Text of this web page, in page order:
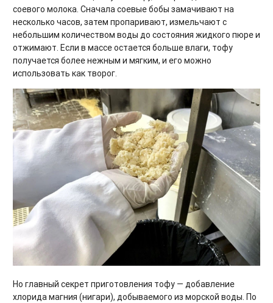
соевого молока. Сначала соевые бобы замачивают на
несколько часов, затем пропаривают, измельчают с
небольшим количеством воды до состояния жидкого пюре и
отжимают. Если в массе остается больше влаги, тофу
получается более нежным и мягким, и его можно
использовать как творог.
Но главный секрет приготовления тофу — добавление
хлорида магния (нигари), добываемого из морской воды. По